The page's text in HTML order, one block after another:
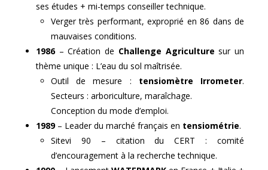
ses études + mi-temps conseiller technique.
Verger très performant, exproprié en 86 dans de
mauvaises conditions.
1986– Création de Challenge Agriculture sur un
thème unique : L’eau du sol maîtrisée.
Outil de mesure : tensiomètre Irrometer.
Secteurs : arboriculture, maraîchage.
Conception du mode d’emploi.
1989– Leader du marché français en tensiométrie.
Sitevi 90 – citation du CERT : comité
d’encouragement à la recherche technique.